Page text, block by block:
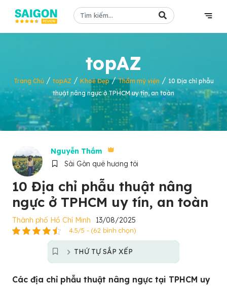
topAZ
Trang Chủ/ topAZ / Khoẻ Đẹp/Thẩm mỹ viện / 10 Địa chỉ phẫu
thuật nâng ngực ở TPHCM uy tín, an toàn
Nguyễn Thắm
Sài Gòn quê hương tôi
10 Địa chỉ phẫu thuật nâng
ngực ở TPHCM uy tín, an toàn
Thành phố Hồ Chí Minh 13/08/2025
4.5/5 - (62 bình chọn)
THỨ TỰ SẮP XẾP
Các địa chỉ phẫu thuật nâng ngực tại TPHCM uy